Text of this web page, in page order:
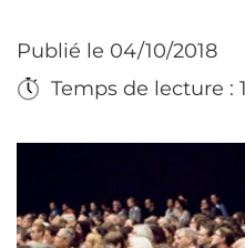
Publié le 04/10/2018
Temps de lecture :